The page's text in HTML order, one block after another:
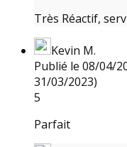
Très Réactif,
Kevin M.
Publié le 08/04/
31/03/2023)
5
Parfait